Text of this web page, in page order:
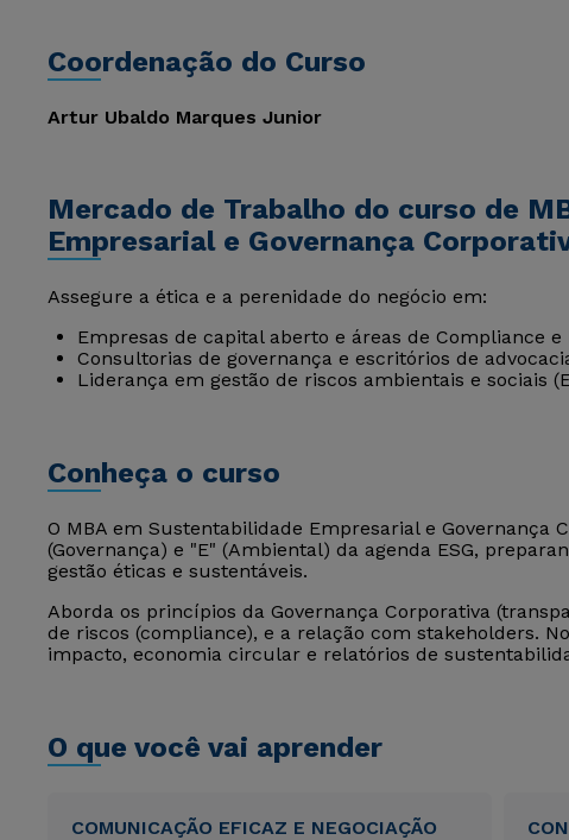
Coordenação do Curso
Artur Ubaldo Marques Junior
Mercado de Trabalho do curso de
Empresarial e Governança
Assegure a ética e a perenidade do negócio em:
Empresas de capital aberto e áreas de Compliance e
Consultorias de governança e escritórios de
Liderança em gestão de riscos ambientais e sociais
Conheça o curso
O MBA em Sustentabilidade Empresarial e Governança
(Governança) e "E" (Ambiental) da agenda ESG,
gestão éticas e sustentáveis.
Aborda os princípios da Governança Corporativa
de riscos (compliance), e a relação com stakeholders.
impacto, economia circular e relatórios de
O que você vai aprender
COMUNICAÇÃO EFICAZ E NEGOCIAÇÃO